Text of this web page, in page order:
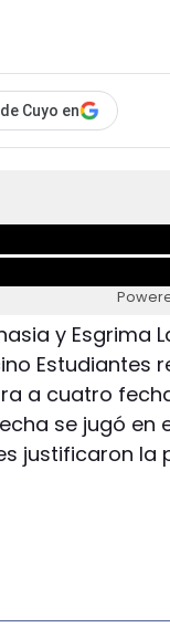
Cuyo en
y Esgrima
Estudiantes
a cuatro
se jugó en
justificaron la